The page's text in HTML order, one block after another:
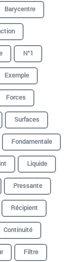
Barycentre
N°1
Exemple
Forces
Surfaces
Fondamentale
Liquide
Pressante
Récipient
Continuité
Filtre